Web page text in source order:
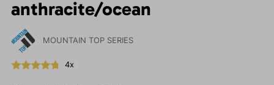
anthracite/ocean
MOUNTAIN TOP SERIES
4x